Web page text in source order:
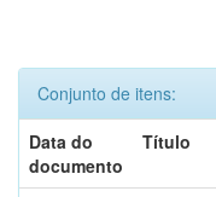
Conjunto de itens:
Data do
documento
Título